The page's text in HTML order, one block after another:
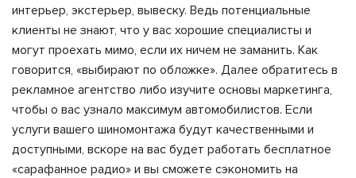
интерьер, экстерьер, вывеску. Ведь потенциальные
клиенты не знают, что у вас хорошие специалисты и
могут проехать мимо, если их ничем не заманить. Как
говорится, «выбирают по обложке». Далее обратитесь в
рекламное агентство либо изучите основы маркетинга,
чтобы о вас узнало максимум автомобилистов. Если
услуги вашего шиномонтажа будут качественными и
доступными, вскоре на вас будет работать бесплатное
«сарафанное радио» и вы сможете сэкономить на